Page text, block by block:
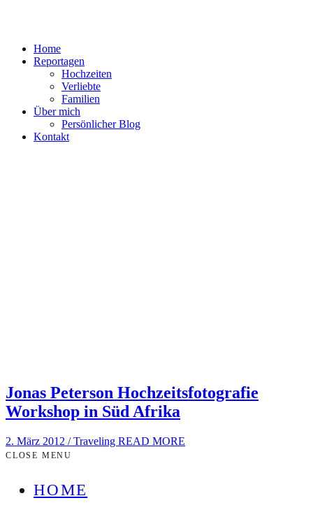
Home
Reportagen
Hochzeiten
Verliebte
Familien
Über mich
Persönlicher Blog
Kontakt
Jonas Peterson Hochzeitsfotografie
Workshop in Süd Afrika
2. März 2012 /Traveling READ MORE
CLOSE MENU
HOME